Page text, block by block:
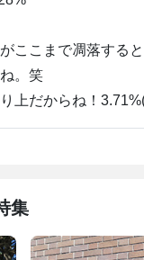
ここまで凋落する
。笑
上だからね！
集